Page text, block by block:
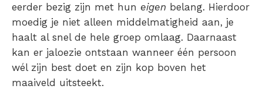
eerder bezig zijn met hun eigen belang. Hierdoor
moedig je niet alleen middelmatigheid aan, je
haalt al snel de hele groep omlaag. Daarnaast
kan er jaloezie ontstaan wanneer één persoon
wél zijn best doet en zijn kop boven het
maaiveld uitsteekt.